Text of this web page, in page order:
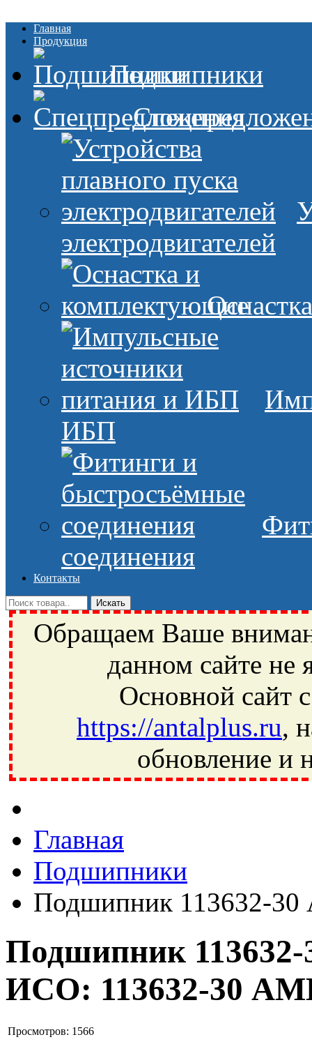
Главная
Продукция
Подшипники
электродвигателей
ИБП
соединения
Контакты
Обращаем Ваше
данном сайте не
Основной сайт
https://antalplus.ru,
обновление и
Ивантеевка, подшипники, пневматика, метизы, техника,
Главная
Подшипники
Подшипник 113632-
Подшипник
ИСО: 113632-30
Просмотров: 1566